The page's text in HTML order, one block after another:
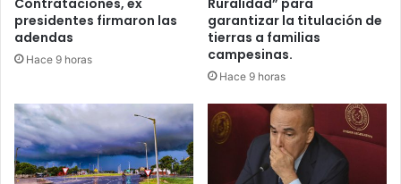
presidentes firmaron las
adendas
Hace 9 horas
Ruralidad” para
garantizar la titulación de
tierras a familias
campesinas.
Hace 9 horas